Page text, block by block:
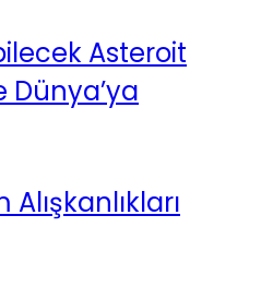
Asteroit
Dünya’ya